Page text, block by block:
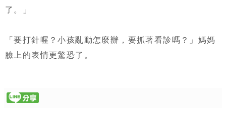
了。」
「要打針喔？小孩亂動怎麼辦，要抓著看診嗎？」媽媽
臉上的表情更驚恐了。